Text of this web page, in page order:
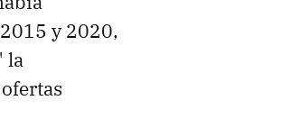
y 2020,
la